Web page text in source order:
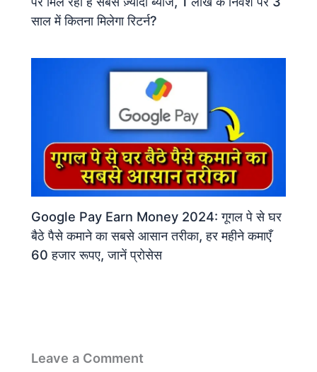
साल में क‍ितना मिलेगा रिटर्न?
Google Pay Earn Money 2024: गूगल पे से घर
बैठे पैसे कमाने का सबसे आसान तरीका, हर महीने कमाएँ
60 हजार रूपए, जानें प्रोसेस
Leave a Comment